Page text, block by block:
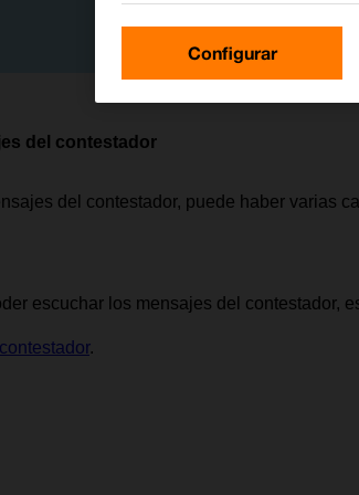
del contestador
del contestador, puede haber varias
escuchar los mensajes del contestador,
.
Configurar